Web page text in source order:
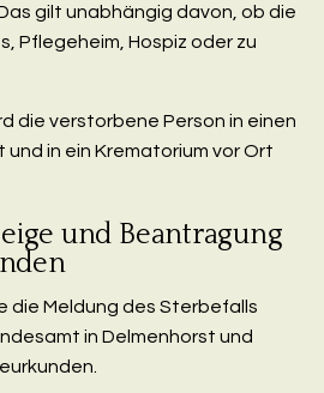
gilt unabhängig davon, ob die
Pflegeheim, Hospiz oder zu
die verstorbene Person in einen
in ein Krematorium vor Ort
und Beantragung
die Meldung des Sterbefalls
in Delmenhorst und